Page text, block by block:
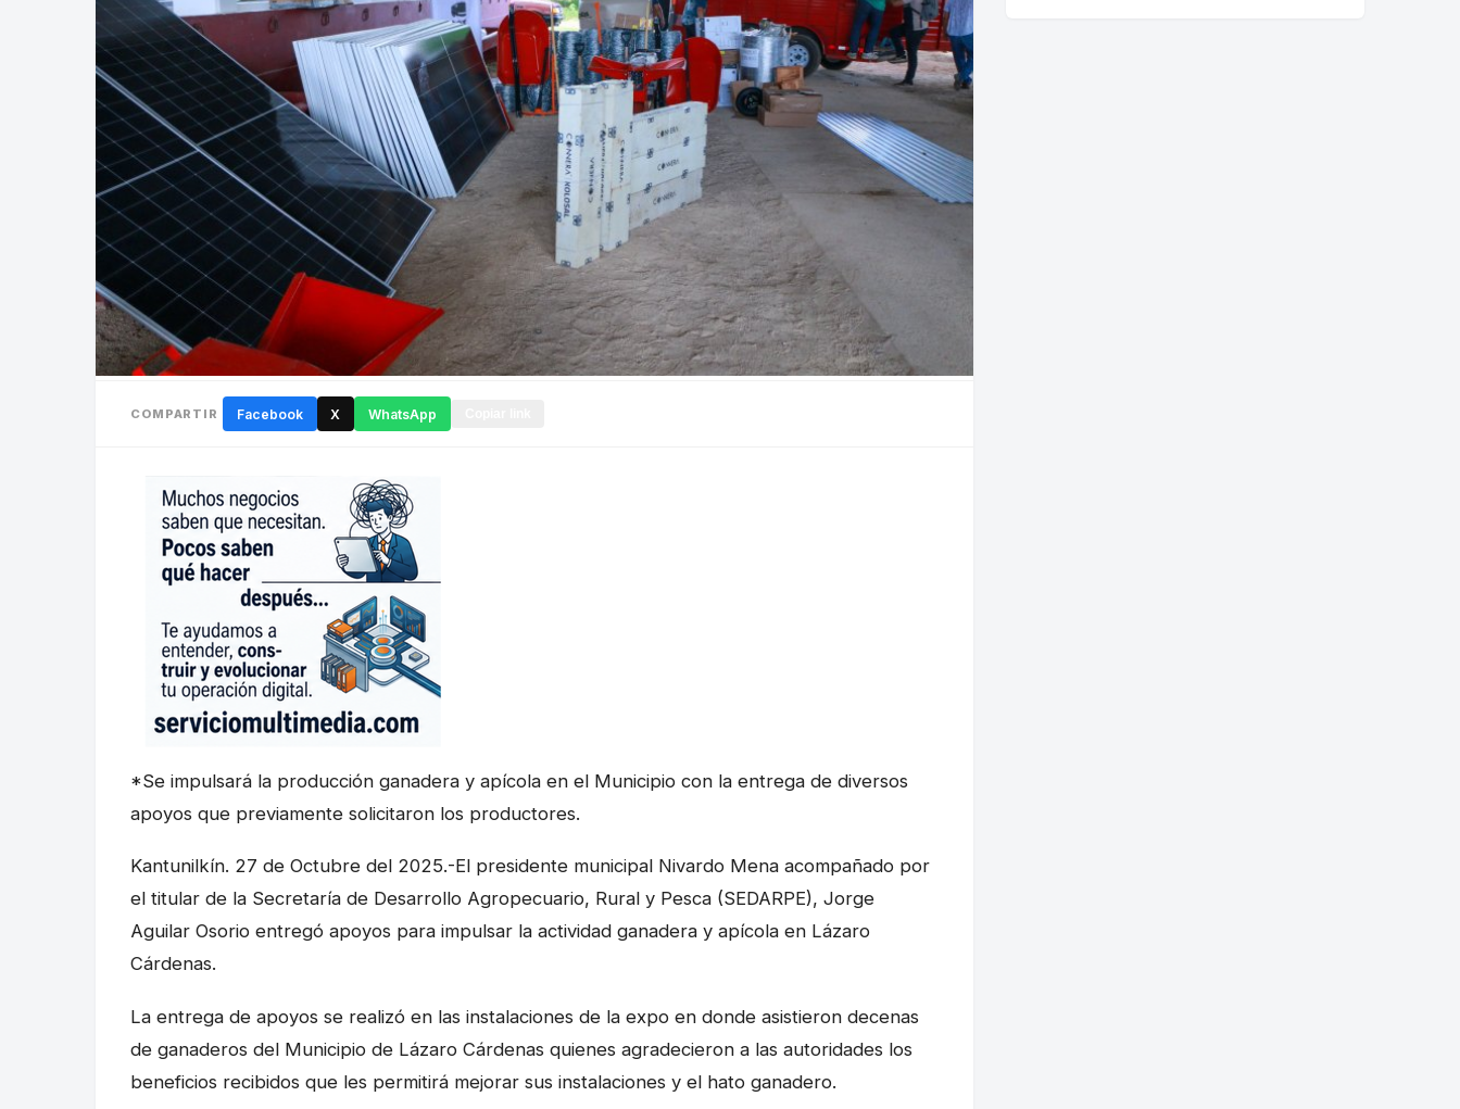
COMPARTIR Facebook X WhatsApp
*Se impulsará la producción ganadera y apícola en el Municipio con la entrega de diversos
apoyos que previamente solicitaron los productores.
Kantunilkín. 27 de Octubre del 2025.-El presidente municipal Nivardo Mena acompañado por
el titular de la Secretaría de Desarrollo Agropecuario, Rural y Pesca (SEDARPE), Jorge
Aguilar Osorio entregó apoyos para impulsar la actividad ganadera y apícola en Lázaro
Cárdenas.
La entrega de apoyos se realizó en las instalaciones de la expo en donde asistieron decenas
de ganaderos del Municipio de Lázaro Cárdenas quienes agradecieron a las autoridades los
beneficios recibidos que les permitirá mejorar sus instalaciones y el hato ganadero.